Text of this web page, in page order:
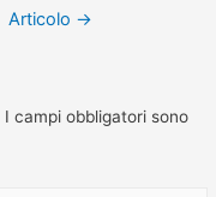
Articolo →
I campi obbligatori sono